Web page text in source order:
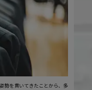
勢を貫いてきたことから、多